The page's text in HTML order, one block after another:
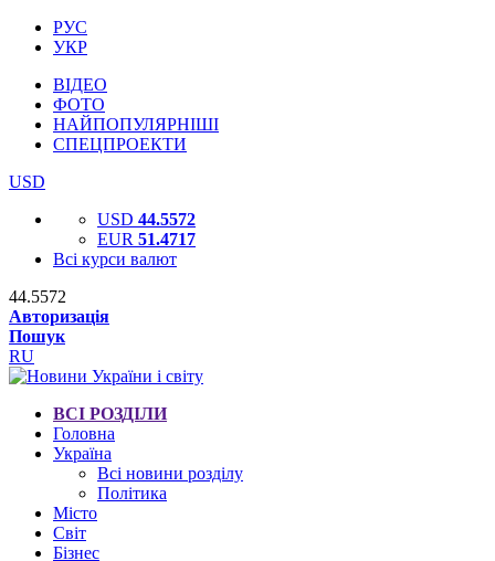
РУС
УКР
ВІДЕО
ФОТО
НАЙПОПУЛЯРНІШІ
СПЕЦПРОЕКТИ
USD
USD 44.5572
EUR 51.4717
Всі курси валют
44.5572
Авторизація
Пошук
RU
ВСІ РОЗДІЛИ
Головна
Україна
Всі новини розділу
Політика
Місто
Світ
Бізнес